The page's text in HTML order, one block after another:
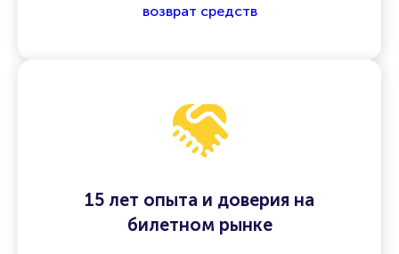
возврат средств
15 лет опыта и доверия на
билетном рынке